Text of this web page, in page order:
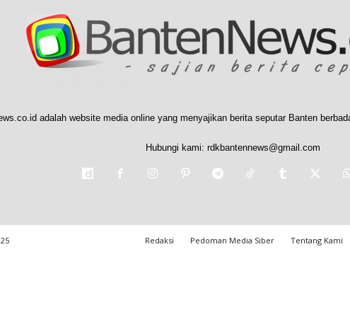
adalah website media online yang menyajikan berita seputar Banten
Hubungi kami: rdkbantennews@gmail.com
Redaksi Pedoman Media Siber Tentang Kami